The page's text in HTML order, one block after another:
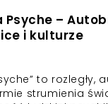
–
i kulturze
to rozległy,
strumienia